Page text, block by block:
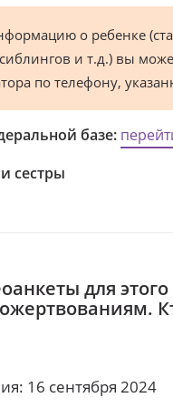
о ребенке
и т.д.) вы
по телефону,
базе:
сестры
для
16 сентября 2024